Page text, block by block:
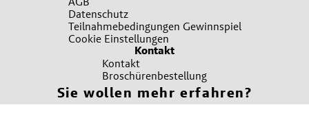
Datenschutz
Teilnahmebedingungen Gewinnspiel
Cookie Einstellungen
Kontakt
Kontakt
Broschürenbestellung
Sie wollen mehr erfahren?